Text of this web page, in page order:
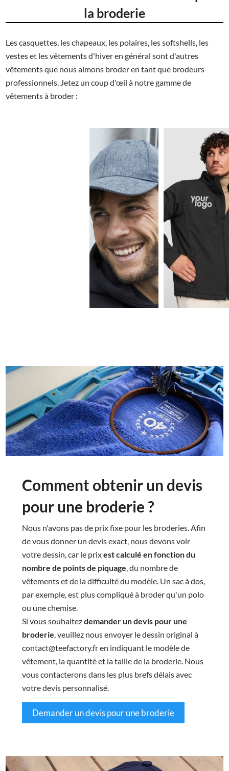
la broderie
Les casquettes, les chapeaux, les polaires, les softshells, les
vestes et les vêtements d'hiver en général sont d'autres
vêtements que nous aimons broder en tant que brodeurs
professionnels. Jetez un coup d'œil à notre gamme de
vêtements à broder :
3.91€ 14.55€
Comment obtenir un devis
pour une broderie ?
Nous n'avons pas de prix fixe pour les broderies. Afin
de vous donner un devis exact, nous devons voir
votre dessin, car le prixest calculé en fonction du
nombre de points de piquage, du nombre de
vêtements et de la difficulté du modèle. Un sac à dos,
par exemple, est plus compliqué à broder qu'un polo
ou une chemise.
Si vous souhaitezdemander un devis pour une
broderie, veuillez nous envoyer le dessin original à
contact@teefactory.fr en indiquant le modèle de
vêtement, la quantité et la taille de la broderie. Nous
vous contacterons dans les plus brefs délais avec
votre devis personnalisé.
Demander un devis pour une broderie